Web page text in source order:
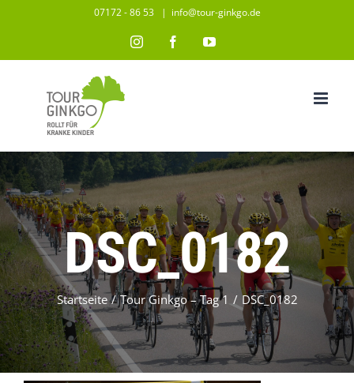
07172 - 86 53 | info@tour-ginkgo.de
InstagramFacebookYouTube
DSC_0182
Startseite / Tour Ginkgo – Tag 1 / DSC_0182